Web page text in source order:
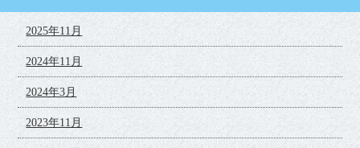
2025年11月
2024年11月
2024年3月
2023年11月